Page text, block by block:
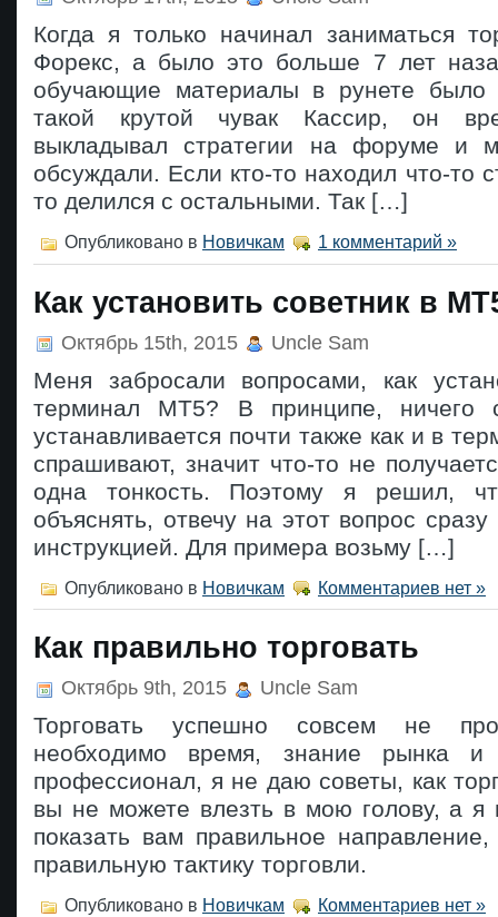
Когда я только начинал заниматься
Форекс, а было это больше 7 лет
обучающие материалы в рунете было
такой крутой чувак Кассир, он
выкладывал стратегии на форуме и
обсуждали. Если кто-то находил что-то
то делился с остальными. Так […]
Опубликовано в Новичкам 1 комментарий »
Как установить советник в
Октябрь 15th, 2015 Uncle Sam
Меня забросали вопросами, как
терминал MT5? В принципе, ничего
устанавливается почти также как и в
спрашивают, значит что-то не
одна тонкость. Поэтому я решил,
объяснять, отвечу на этот вопрос
инструкцией. Для примера возьму […]
Опубликовано в Новичкам Комментариев нет »
Как правильно торговать
Октябрь 9th, 2015 Uncle Sam
Торговать успешно совсем не
необходимо время, знание рынка и
профессионал, я не даю советы, как
вы не можете влезть в мою голову, а
показать вам правильное
правильную тактику торговли.
Опубликовано в Новичкам Комментариев нет »